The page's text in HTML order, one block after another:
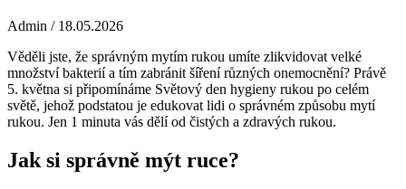
Admin / 18.05.2026
Věděli jste, že správným mytím rukou umíte zlikvidovat velké
množství bakterií a tím zabránit šíření různých onemocnění? Právě
5. května si připomínáme Světový den hygieny rukou po celém
světě, jehož podstatou je edukovat lidi o správném způsobu mytí
rukou. Jen 1 minuta vás dělí od čistých a zdravých rukou.
Jak si správně mýt ruce?